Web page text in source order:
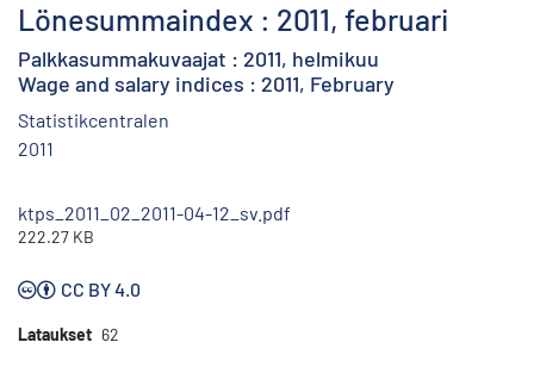
Lönesummaindex : 2011, februari
Palkkasummakuvaajat : 2011, helmikuu
Wage and salary indices : 2011, February
Statistikcentralen
2011
ktps_2011_02_2011-04-12_sv.pdf
222.27 KB
CC BY 4.0
Lataukset 62